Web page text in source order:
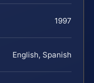
1997
English, Spanish